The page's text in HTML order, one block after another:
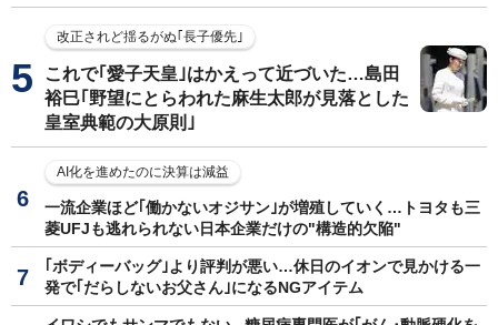
改正されど揺るがぬ｢長子優先｣
これで｢愛子天皇｣はかえって近づいた…島田
裕巳｢野望にとらわれた麻生太郎が見落とした
皇室典範の大原則｣
AI化を進めたのに決算は減益
一流企業ほど｢働かないオジサン｣が増殖していく…トヨタも三
菱UFJも逃れられない日本企業だけの"構造的欠陥"
｢ボディーバッグ｣より評判が悪い…休日のイオンで見かける一
発で｢だらしないお父さん｣になるNGアイテム